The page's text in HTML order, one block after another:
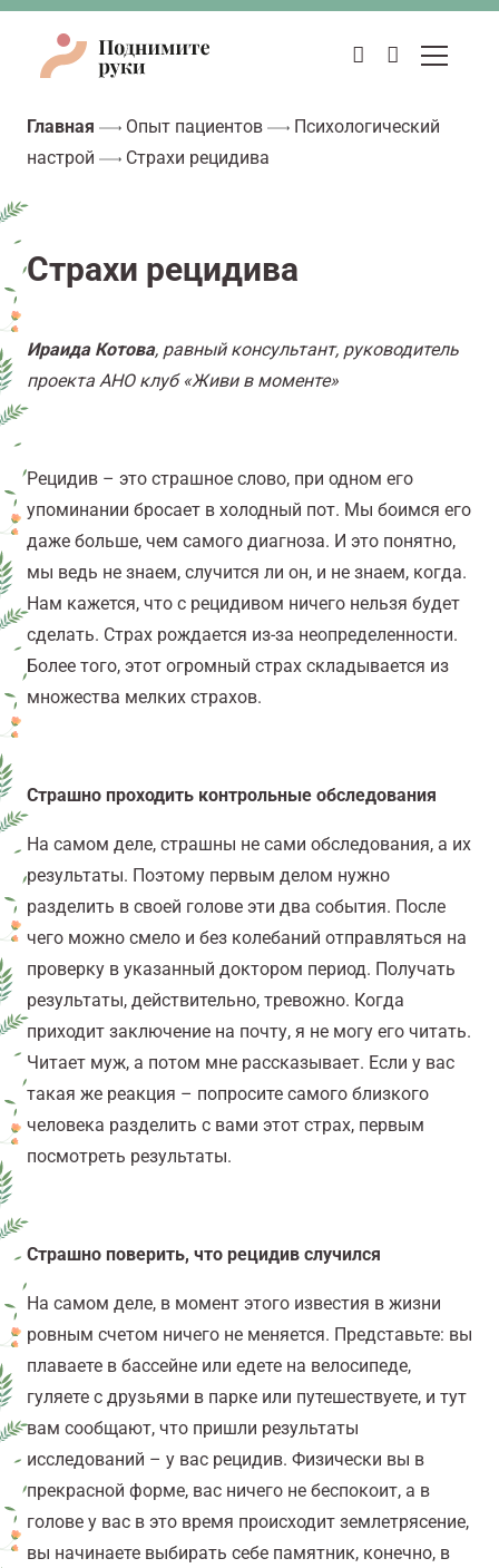
Главная Опыт пациентов
Психологический
настрой
Страхи рецидива
Страхи рецидива
Ираида Котова, равный консультант, руководитель
проекта АНО клуб «Живи в моменте»
Рецидив – это страшное слово, при одном его
упоминании бросает в холодный пот. Мы боимся его
даже больше, чем самого диагноза. И это понятно,
мы ведь не знаем, случится ли он, и не знаем, когда.
Нам кажется, что с рецидивом ничего нельзя будет
сделать. Страх рождается из-за неопределенности.
Более того, этот огромный страх складывается из
множества мелких страхов.
Страшно проходить контрольные обследования
На самом деле, страшны не сами обследования, а их
результаты. Поэтому первым делом нужно
разделить в своей голове эти два события. После
чего можно смело и без колебаний отправляться на
проверку в указанный доктором период. Получать
результаты, действительно, тревожно. Когда
приходит заключение на почту, я не могу его читать.
Читает муж, а потом мне рассказывает. Если у вас
такая же реакция – попросите самого близкого
человека разделить с вами этот страх, первым
посмотреть результаты.
Страшно поверить, что рецидив случился
На самом деле, в момент этого известия в жизни
ровным счетом ничего не меняется. Представьте: вы
плаваете в бассейне или едете на велосипеде,
гуляете с друзьями в парке или путешествуете, и тут
вам сообщают, что пришли результаты
исследований – у вас рецидив. Физически вы в
прекрасной форме, вас ничего не беспокоит, а в
голове у вас в это время происходит землетрясение,
вы начинаете выбирать себе памятник, конечно, в